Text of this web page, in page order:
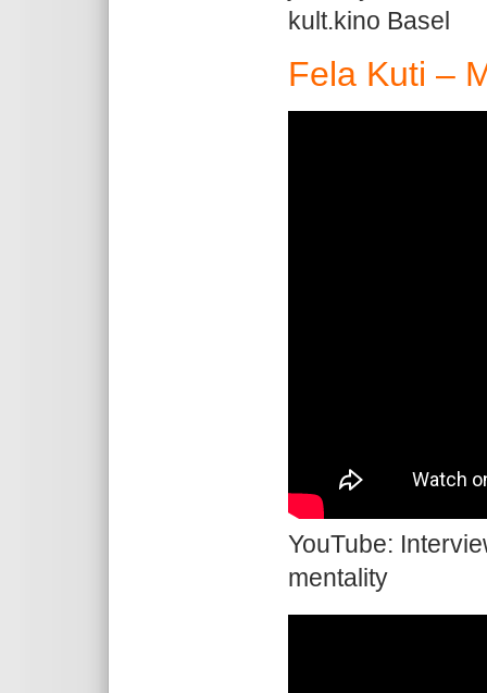
kult.kino Basel
Fela Kuti –
YouTube:
mentality